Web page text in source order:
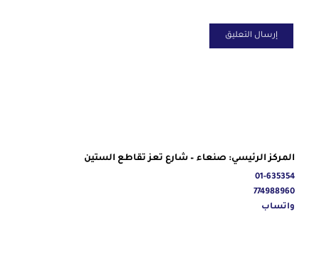
المركز الرئيسي: صنعاء – شارع تعز تقاطع الستين
01-635354
774988960
واتساب